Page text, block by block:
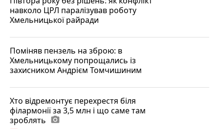
навколо ЦРЛ паралізував роботу
Хмельницької райради
Поміняв пензель на зброю: в
Хмельницькому попрощались із
захисником Андрієм Томчишиним
Хто відремонтує перехрестя біля
філармонії за 3,5 млн і що саме там
зроблять photo_camera